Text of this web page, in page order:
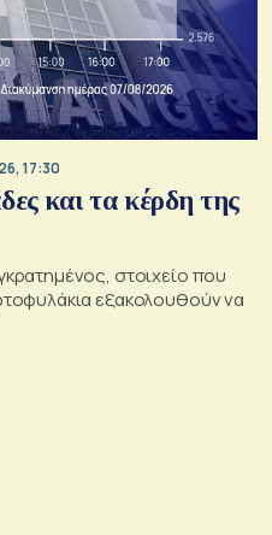
17:30
και τα κέρδη της
στοιχείο που
εξακολουθούν να